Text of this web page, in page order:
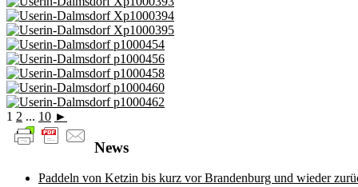
1 2 ... 10 ►
News
Paddeln von Ketzin bis kurz vor Brandenburg und wieder